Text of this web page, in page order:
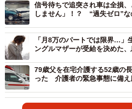
信号待ちで追突され車は全損
しません」！？ “過失ゼロ”
「月8万のパートでは限界…」
ングルマザーが受給を決めた
79歳父を在宅介護する52歳の
った 介護者の緊急事態に備え